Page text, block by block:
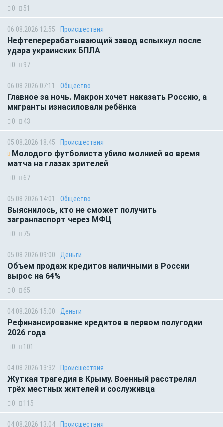
0 51
06.08.2026 12:55 Происшествия
Нефтеперерабатывающий завод вспыхнул после
удара украинских БПЛА
0 97
06.08.2026 07:11 Общество
Главное за ночь. Макрон хочет наказать Россию, а
мигранты изнасиловали ребёнка
0 43
05.08.2026 18:45 Происшествия
Молодого футболиста убило молнией во время
матча на глазах зрителей
0 67
05.08.2026 14:01 Общество
Выяснилось, кто не сможет получить
загранпаспорт через МФЦ
0 75
05.08.2026 09:00 Деньги
Объем продаж кредитов наличными в России
вырос на 64%
0 65
04.08.2026 15:00 Деньги
Рефинансирование кредитов в первом полугодии
2026 года
0 101
04.08.2026 13:32 Происшествия
Жуткая трагедия в Крыму. Военный расстрелял
трёх местных жителей и сослуживца
0 115
04.08.2026 13:04 Происшествия